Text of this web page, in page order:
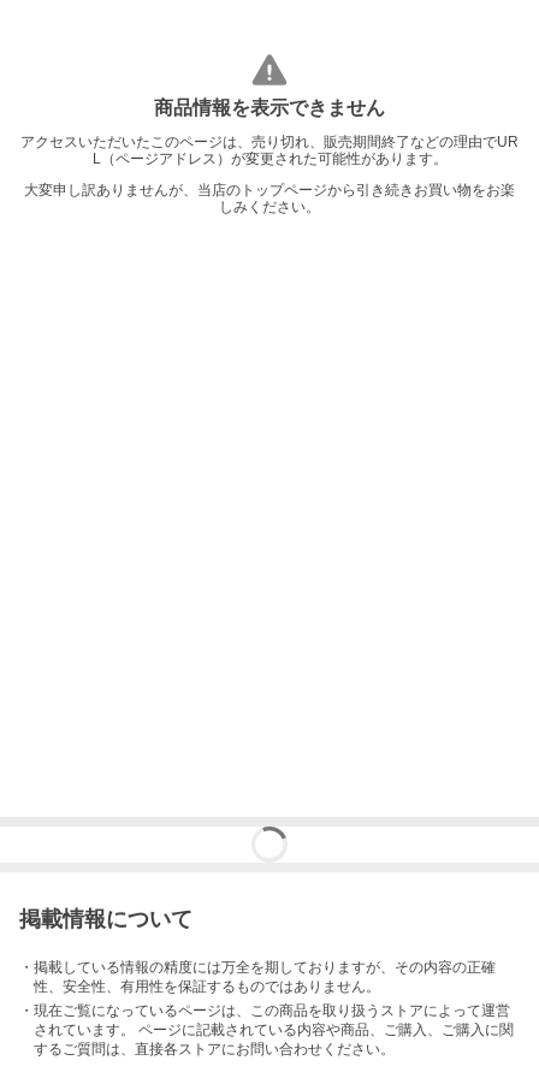
商品情報を表示できません
アクセスいただいたこのページは、売り切れ、販売期間終了などの理由でUR
L（ページアドレス）が変更された可能性があります。
大変申し訳ありませんが、当店のトップページから引き続きお買い物をお楽
しみください。
掲載情報について
・掲載している情報の精度には万全を期しておりますが、その内容の正確
性、安全性、有用性を保証するものではありません。
・現在ご覧になっているページは、この商品を取り扱うストアによって運営
されています。 ページに記載されている内容や商品、ご購入 、ご購入に関
するご質問は、直接各ストアにお問い合わせください。